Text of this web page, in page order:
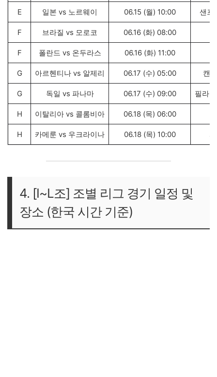
E 일본 vs 노르웨이 06.15 (월) 10:00 샌프
F 브라질 vs 모로코 06.16 (화) 08:00
F 폴란드 vs 온두라스 06.16 (화) 11:00
G 아르헨티나 vs 알제리 06.17 (수) 05:00 캔
G 독일 vs 파나마 06.17 (수) 09:00 필라
H 이탈리아 vs 콜롬비아 06.18 (목) 06:00
H 카메룬 vs 우크라이나 06.18 (목) 10:00
4. [I~L조] 조별 리그 경기 일정 및
장소 (한국 시간 기준)